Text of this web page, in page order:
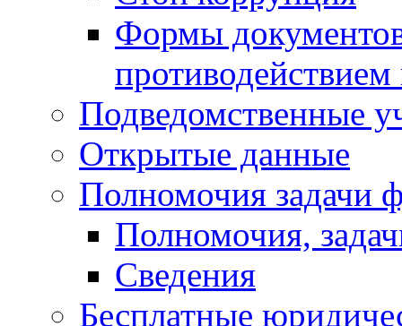
Формы
Подведомственные
Открытые данные
Полномочия задачи
Полномочия,
Сведения
Бесплатные